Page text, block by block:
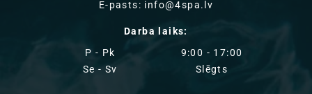
E-pasts: info@4spa.lv
Darba laiks:
P - Pk
Se - Sv
9:00 - 17:00
Slēgts